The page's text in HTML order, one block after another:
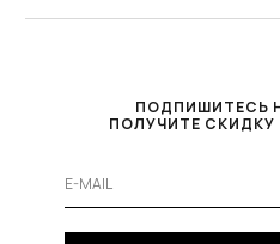
ПОДПИШИТЕСЬ
ПОЛУЧИТЕ СКИДКУ